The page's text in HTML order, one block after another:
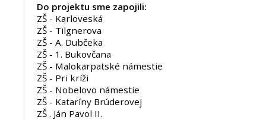
Do projektu sme zapojili:
ZŠ - Karloveská
ZŠ - Tilgnerova
ZŠ - A. Dubčeka
ZŠ - 1. Bukovčana
ZŠ - Malokarpatské námestie
ZŠ - Pri kríži
ZŠ - Nobelovo námestie
ZŠ - Kataríny Brúderovej
ZŠ . Ján Pavol II.